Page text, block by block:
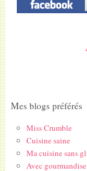
Mes blogs préférés
Miss Crumble
Cuisine saine
Ma cuisine sans
Avec gourmandise